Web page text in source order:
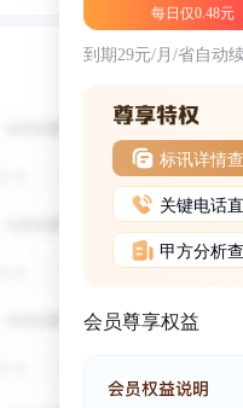
每日仅0.48元
到期29元/月/省自动
标讯详情
关键电话
甲方分析
会员尊享权益